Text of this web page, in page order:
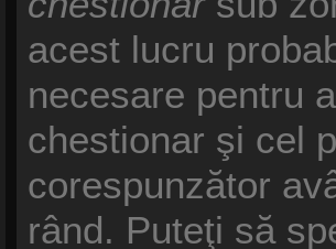
acest lucru
necesare pentru
chestionar şi cel
corespunzător
rând. Puteţi să